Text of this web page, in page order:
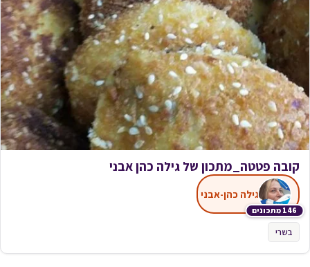
קובה פטטה_מתכון של גילה כהן אבני
146 מתכונים
גילה כהן-אבני
בשרי